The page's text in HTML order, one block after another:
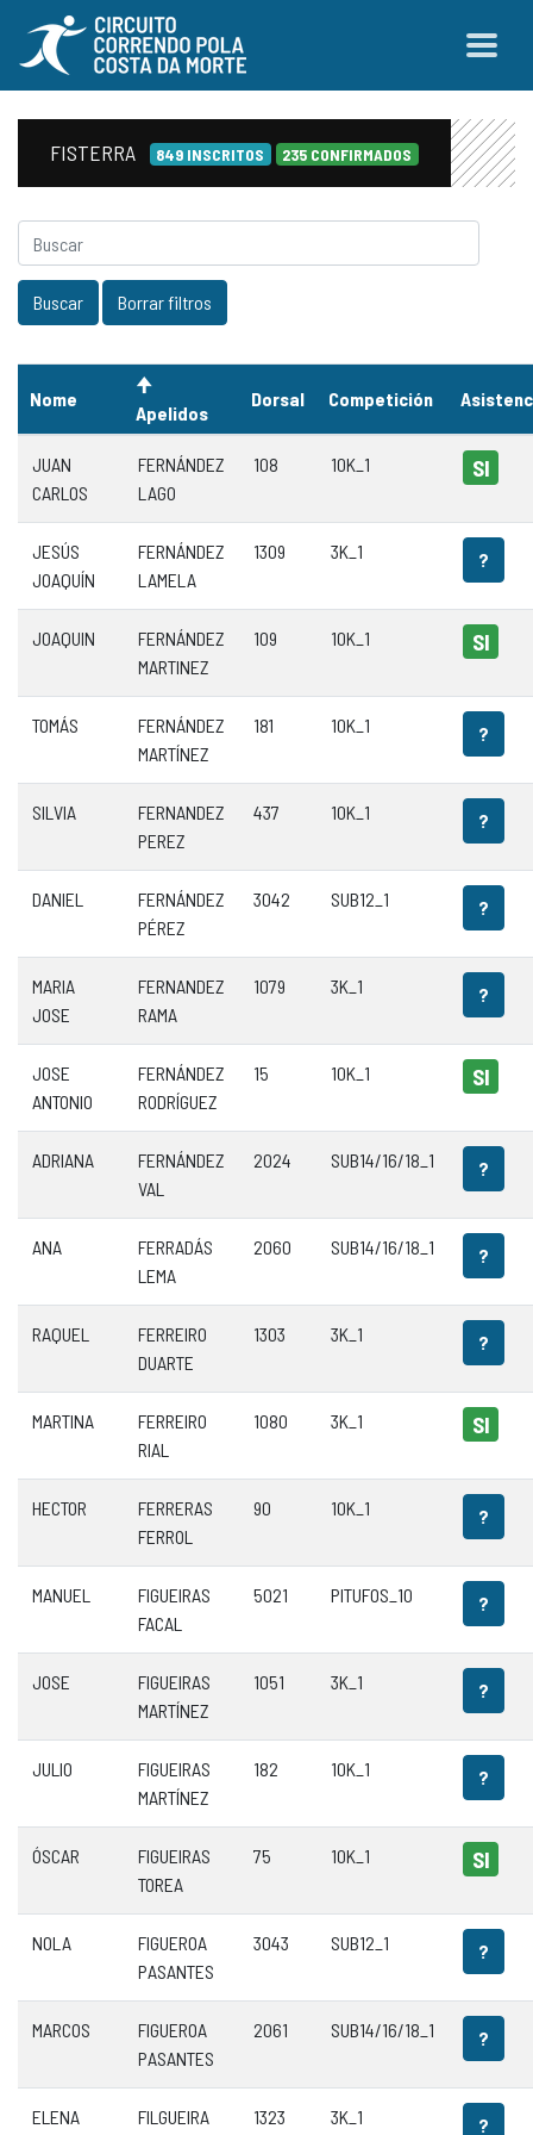
FISTERRA 849 INSCRITOS 235 CONFIRMADOS
Nome
Apelidos
Dorsal Competición
JUAN
CARLOS
FERNÁNDEZ
LAGO
108 10K_1 SI
JESÚS
JOAQUÍN
FERNÁNDEZ
LAMELA
1309 3K_1 ?
JOAQUIN
FERNÁNDEZ
MARTINEZ
109 10K_1 SI
TOMÁS
FERNÁNDEZ
MARTÍNEZ
181 10K_1 ?
SILVIA
FERNANDEZ
PEREZ
437 10K_1 ?
DANIEL
FERNÁNDEZ
PÉREZ
3042 SUB12_1 ?
MARIA
JOSE
FERNANDEZ
RAMA
1079 3K_1 ?
JOSE
ANTONIO
FERNÁNDEZ
RODRÍGUEZ
15 10K_1 SI
ADRIANA
FERNÁNDEZ
VAL
2024 SUB14/16/18_1 ?
ANA
FERRADÁS
LEMA
2060 SUB14/16/18_1 ?
RAQUEL
FERREIRO
DUARTE
1303 3K_1 ?
MARTINA
FERREIRO
RIAL
1080 3K_1 SI
HECTOR
FERRERAS
FERROL
90 10K_1 ?
MANUEL
FIGUEIRAS
FACAL
5021 PITUFOS_10 ?
JOSE
FIGUEIRAS
MARTÍNEZ
1051 3K_1 ?
JULIO
FIGUEIRAS
MARTÍNEZ
182 10K_1 ?
ÓSCAR
FIGUEIRAS
TOREA
75 10K_1 SI
NOLA
FIGUEROA
PASANTES
3043 SUB12_1 ?
MARCOS
FIGUEROA
PASANTES
2061 SUB14/16/18_1 ?
ELENA
FILGUEIRA
1323 3K_1 ?